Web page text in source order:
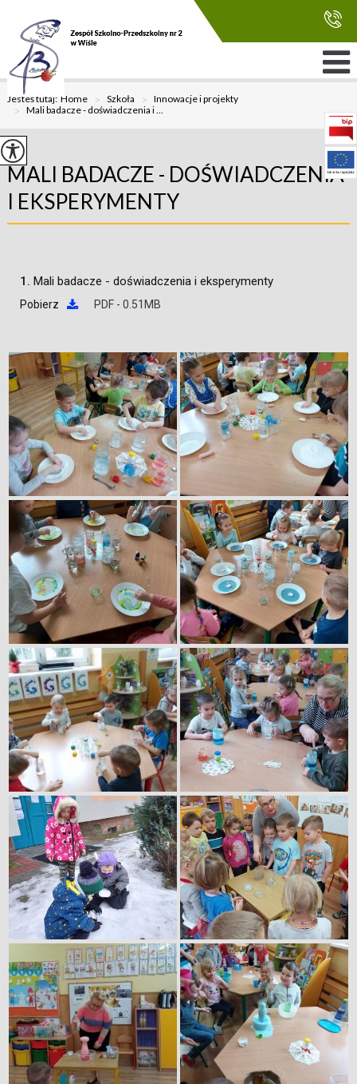
Jesteś tutaj: Home > Szkoła > Innowacje i projekty
> Mali badacze - doświadczenia i ...
MALI BADACZE - DOŚWIADCZENIA
I EKSPERYMENTY
1. Mali badacze - doświadczenia i eksperymenty
Pobierz PDF - 0.51MB